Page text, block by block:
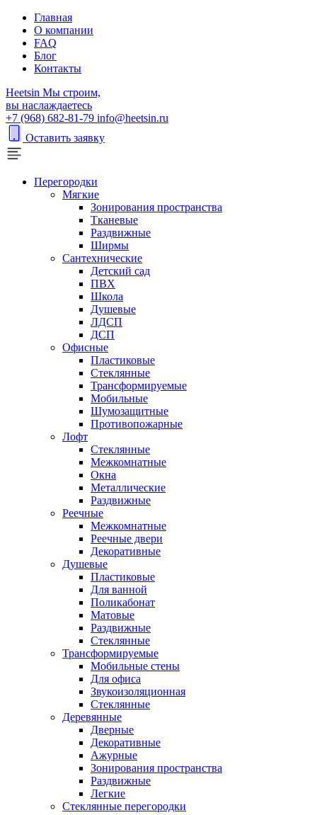
Главная
О компании
FAQ
Блог
Контакты
Heetsin Мы строим,
вы наслаждаетесь
+7 (968) 682-81-79 info@heetsin.ru
Оставить заявку
Перегородки
Мягкие
Зонирования пространства
Тканевые
Раздвижные
Ширмы
Сантехнические
Детский сад
ПВХ
Школа
Душевые
ЛДСП
ДСП
Офисные
Пластиковые
Стеклянные
Трансформируемые
Мобильные
Шумозащитные
Противопожарные
Лофт
Стеклянные
Межкомнатные
Окна
Металлические
Раздвижные
Реечные
Межкомнатные
Реечные двери
Декоративные
Душевые
Пластиковые
Для ванной
Поликабонат
Матовые
Раздвижные
Стеклянные
Трансформируемые
Мобильные стены
Для офиса
Звукоизоляционная
Стеклянные
Деревянные
Дверные
Декоративные
Ажурные
Зонирования пространства
Раздвижные
Легкие
Стеклянные перегородки